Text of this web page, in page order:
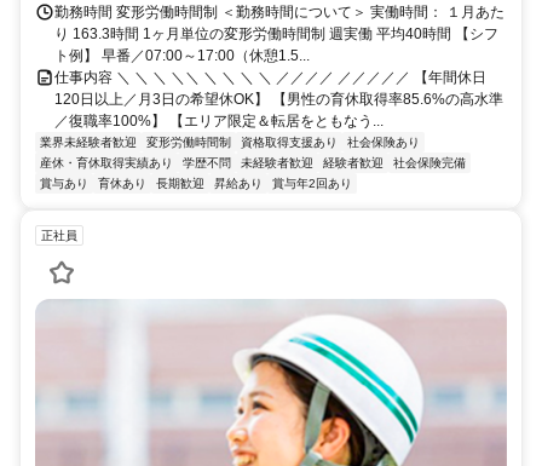
勤務時間 変形労働時間制 ＜勤務時間について＞ 実働時間： １月あた
り 163.3時間 1ヶ月単位の変形労働時間制 週実働 平均40時間 【シフ
ト例】 早番／07:00～17:00（休憩1.5...
仕事内容 ＼ ＼ ＼ ＼＼ ＼ ＼ ＼ ＼ ／／／／ ／／／／／ 【年間休日
120日以上／月3日の希望休OK】 【男性の育休取得率85.6%の高水準
／復職率100%】 【エリア限定＆転居をともなう...
業界未経験者歓迎 変形労働時間制 資格取得支援あり
社会保険あり
産休・育休取得実績あり
学歴不問 未経験者歓迎 経験者歓迎
社会保険完備
賞与あり
育休あり 長期歓迎 昇給あり 賞与年2回あり
正社員